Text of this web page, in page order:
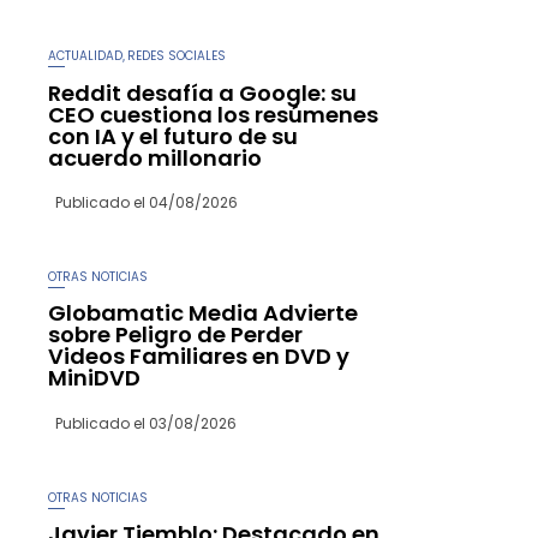
ACTUALIDAD, REDES SOCIALES
Reddit desafía a Google: su
CEO cuestiona los resúmenes
con IA y el futuro de su
acuerdo millonario
Publicado el 04/08/2026
OTRAS NOTICIAS
Globamatic Media Advierte
sobre Peligro de Perder
Videos Familiares en DVD y
MiniDVD
Publicado el 03/08/2026
OTRAS NOTICIAS